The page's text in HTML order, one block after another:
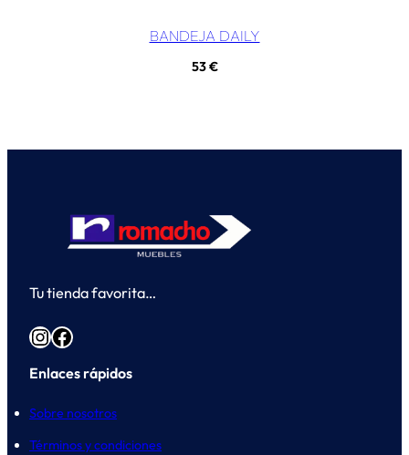
BANDEJA DAILY
53€
Tu tienda favorita…
InstagramFacebook
Enlaces rápidos
Sobre nosotros
Términos y condiciones